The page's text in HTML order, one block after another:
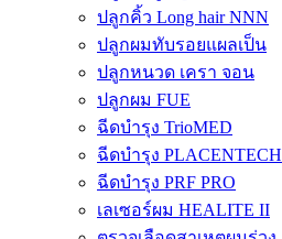
ปลูกคิ้ว Long hair NNN
ปลูกผมทับรอยแผลเป็น
ปลูกหนวด เครา จอน
ปลูกผม FUE
ฉีดบำรุง TrioMED
ฉีดบำรุง PLACENTECH
ฉีดบำรุง PRF PRO
เลเซอร์ผม HEALITE II